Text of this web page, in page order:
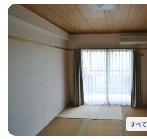
すべ